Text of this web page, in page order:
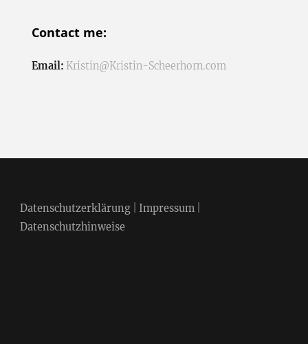
Contact me:
Email: Kristin@Kristin-Scheerhorn.com
Datenschutzerklärung| Impressum
Datenschutzhinweise